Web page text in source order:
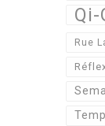
Qi-
Rue